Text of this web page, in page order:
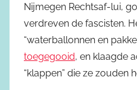
Nijmegen Rechtsaf-lui,
verdreven de fascisten.
“waterballonnen en
toegegooid, en klaagde
“klappen” die ze zouden